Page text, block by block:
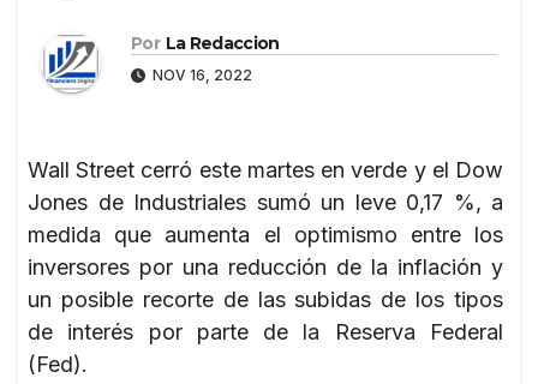
Por La Redaccion
NOV 16, 2022
Wall Street cerró este martes en verde y el Dow
Jones de Industriales sumó un leve 0,17 %, a
medida que aumenta el optimismo entre los
inversores por una reducción de la inflación y
un posible recorte de las subidas de los tipos
de interés por parte de la Reserva Federal
(Fed).